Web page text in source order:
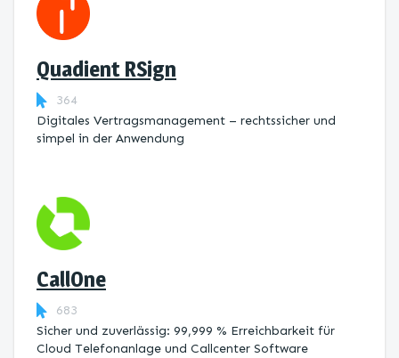
Quadient RSign
364
Digitales Vertragsmanagement – rechtssicher und
simpel in der Anwendung
CallOne
683
Sicher und zuverlässig: 99,999 % Erreichbarkeit für
Cloud Telefonanlage und Callcenter Software